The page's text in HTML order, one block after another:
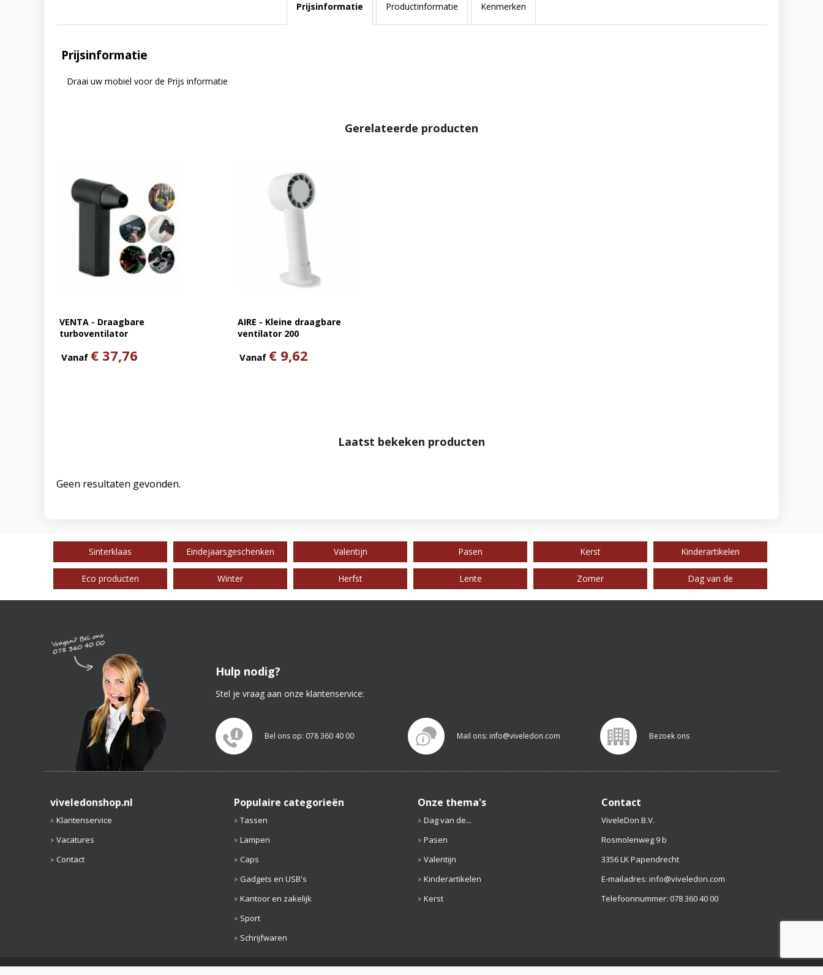
Prijsinformatie Productinformatie Kenmerken
Prijsinformatie
Draai uw mobiel voor de Prijs informatie
Gerelateerde producten
VENTA - Draagbare
turboventilator
Vanaf € 37,76
AIRE - Kleine draagbare
ventilator 200
Vanaf € 9,62
Laatst bekeken producten
Geen resultaten gevonden.
Sinterklaas Eindejaarsgeschenken Valentijn Pasen Kerst Kinderartikelen
Eco producten Winter Herfst Lente Zomer Dag van de
Hulp nodig?
Stel je vraag aan onze klantenservice:
Bel ons op: 078 360 40 00 Mail ons: info@viveledon.com Bezoek ons
viveledonshop.nl
Klantenservice
Vacatures
Contact
Populaire categorieën
Tassen
Lampen
Caps
Gadgets en USB's
Kantoor en zakelijk
Sport
Schrijfwaren
Onze thema's
Dag van de...
Pasen
Valentijn
Kinderartikelen
Kerst
Contact
ViveleDon B.V.
Rosmolenweg 9 b
3356 LK Papendrecht
E-mailadres: info@viveledon.com
Telefoonnummer: 078 360 40 00